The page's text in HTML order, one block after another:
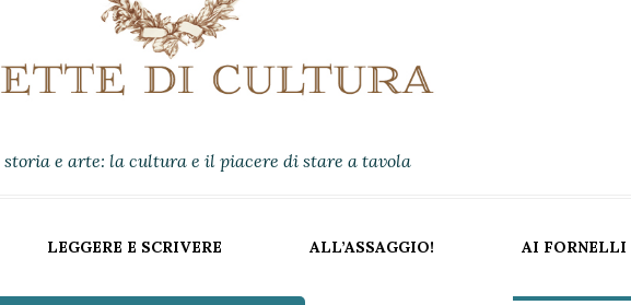
e arte: la cultura e il piacere di stare a tavola
LEGGERE E SCRIVERE ALL’ASSAGGIO! AI FORNELLI